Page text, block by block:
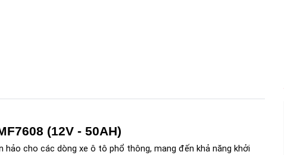
(12V - 50AH)
hảo cho các dòng xe ô tô phổ thông, mang đến khả năng khởi